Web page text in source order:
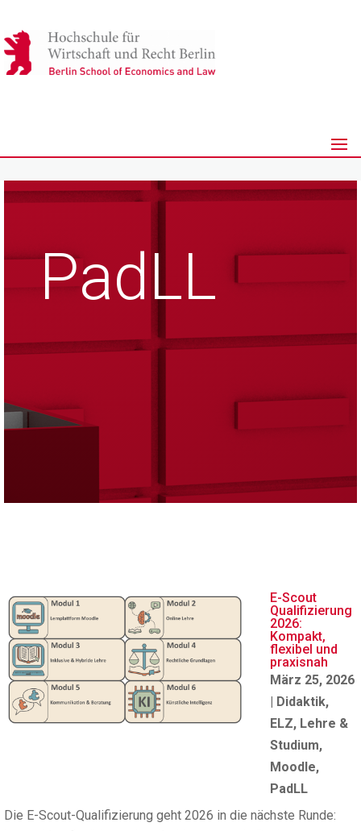
PadLL
E-Scout
Qualifizierung
2026:
Kompakt,
flexibel und
praxisnah
März 25, 2026
| Didaktik,
ELZ, Lehre &
Studium,
Moodle,
PadLL
Die E-Scout-Qualifizierung geht 2026 in die nächste Runde: